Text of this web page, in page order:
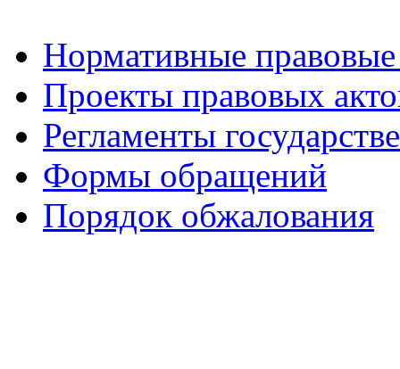
Нормативные
Проекты правовых
Регламенты
Формы обращений
Порядок обжалования